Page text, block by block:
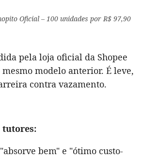
Oficial – 100 unidades por R$ 97,90
pela loja oficial da Shopee
modelo anterior. É leve,
contra vazamento.
tutores:
bem" e "ótimo custo-